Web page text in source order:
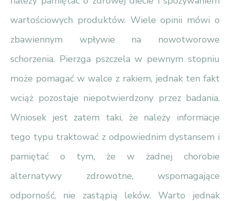
wartościowych produktów. Wiele opinii mówi o
zbawiennym wpływie na nowotworowe
schorzenia. Pierzga pszczela w pewnym stopniu
może pomagać w walce z rakiem, jednak ten fakt
wciąż pozostaje niepotwierdzony przez badania.
Wniosek jest zatem taki, że należy informacje
tego typu traktować z odpowiednim dystansem i
pamiętać o tym, że w żadnej chorobie
alternatywy zdrowotne, wspomagające
odporność, nie zastąpią leków. Warto jednak